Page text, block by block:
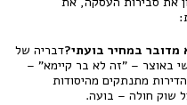
במחיר בועתי?דבריה של
באוצר – "זה לא בר קיימא" –
מתנתקים מהיסודות
שוק חולה – בועה.